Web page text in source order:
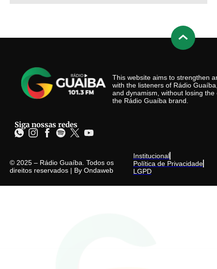
This website aims to strengthen
with the listeners of Rádio
and dynamism, without losing
the Rádio Guaíba brand.
Siga nossas redes
© 2025 – Rádio Guaíba. Todos os
direitos reservados | By Ondaweb
Institucional
Política de Privacidade
LGPD